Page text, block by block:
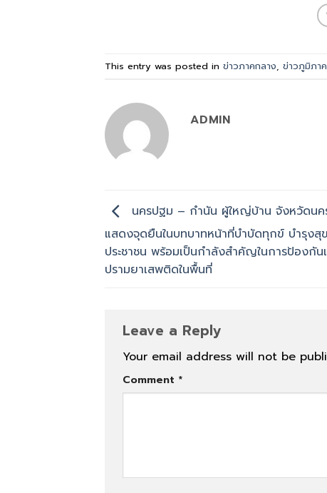
This entry was posted in ข่าวภาคกลาง, ข่าวภูมิภาค
ADMIN
นครปฐม – กำนัน ผู้ใหญ่บ้าน จังหวัดนค
แสดงจุดยืนในบทบาทหน้าที่บำบัดทุกข์ บำรุงสุ
ประชาชน พร้อมเป็นกำลังสำคัญในการป้องกัน
ปรามยาเสพติดในพื้นที่
Leave a Reply
Your email address will not be
Comment *